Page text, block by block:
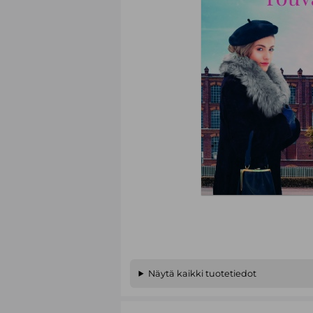
Näytä kaikki tuotetiedot